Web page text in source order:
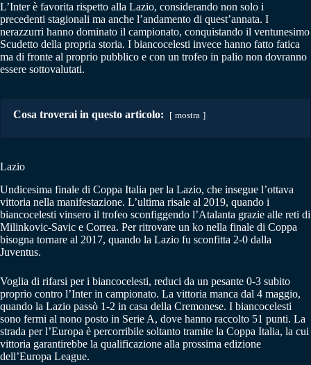
L’Inter è favorita rispetto alla Lazio, considerando non solo i
precedenti stagionali ma anche l’andamento di quest’annata. I
nerazzurri hanno dominato il campionato, conquistando il ventunesimo
Scudetto della propria storia. I biancocelesti invece hanno fatto fatica
ma di fronte al proprio pubblico e con un trofeo in palio non dovranno
essere sottovalutati.
Cosa troverai in questo articolo: mostra
Lazio
Undicesima finale di Coppa Italia per la Lazio, che insegue l’ottava
vittoria nella manifestazione. L’ultima risale al 2019, quando i
biancocelesti vinsero il trofeo sconfiggendo l’Atalanta grazie alle reti di
Milinkovic-Savic e Correa. Per ritrovare un ko nella finale di Coppa
bisogna tornare al 2017, quando la Lazio fu sconfitta 2-0 dalla
Juventus.
Voglia di rifarsi per i biancocelesti, reduci da un pesante 0-3 subito
proprio contro l’Inter in campionato. La vittoria manca dal 4 maggio,
quando la Lazio passò 1-2 in casa della Cremonese. I biancocelesti
sono fermi al nono posto in Serie A, dove hanno raccolto 51 punti. La
strada per l’Europa è percorribile soltanto tramite la Coppa Italia, la cui
vittoria garantirebbe la qualificazione alla prossima edizione
dell’Europa League.